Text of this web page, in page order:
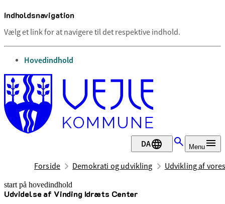
Indholdsnavigation
Vælg et link for at navigere til det respektive indhold.
gå til
Hovedindhold
DA Menu
Forside Demokrati og udvikling Udvikling af
start på hovedindhold
Udvidelse af Vinding Idræts Center
senest opdateret 2. juli 2026